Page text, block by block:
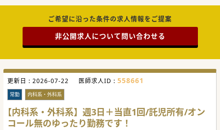
■主治医制ではなくチーム制を導入し、訪問スケジュールに
■ルート構築専門、IC専門、カルテ入力専門など各スタッフ
を配置し、日々の診療を効率的に行えるように運営しており
■2015年に訪問診療クリニック開院後、現在は愛知県、岐阜
■法人全体で7,000名の登録患者様がおり、居宅と施設を合
わせた看取り件数は全国のクリニックの中で4番目に多いで
す。
■2024年4月に7院目を開院しておりますが、今後も分院展
開を考えており、院長希望・開業希望の先生を歓迎しており
ます。
#秋入職可
ご希望に沿った条件の求人情報をご提案
非公開求人について問い合わせる
更新日 : 2026-07-22 医師求人ID : 558661
常勤 内科系・外科系
【内科系・外科系】週3日＋当直1回/託児所有/オン
コール無のゆったり勤務です！